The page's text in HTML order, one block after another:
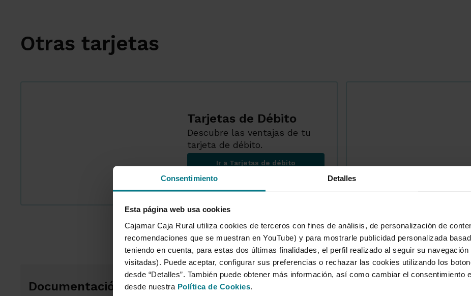
Consentimiento Detalles
Esta página web usa cookies
Cajamar Caja Rural utiliza cookies de terceros con fines de análisis, de personalización de
recomendaciones que se muestran en YouTube) y para mostrarle publicidad personalizada
teniendo en cuenta, para estas dos últimas finalidades, el perfil realizado al seguir su
visitadas). Puede aceptar, configurar sus preferencias o rechazar las cookies utilizando los
desde “Detalles”. También puede obtener más información, así como cambiar el consentimiento
desde nuestra Política de Cookies
Otras tarjetas
Tarjetas de Débito
Descubre las ventajas de tu
tarjeta de débito.
Ir a Tarjetas de débito
Tarjetas de Débito
Documentación